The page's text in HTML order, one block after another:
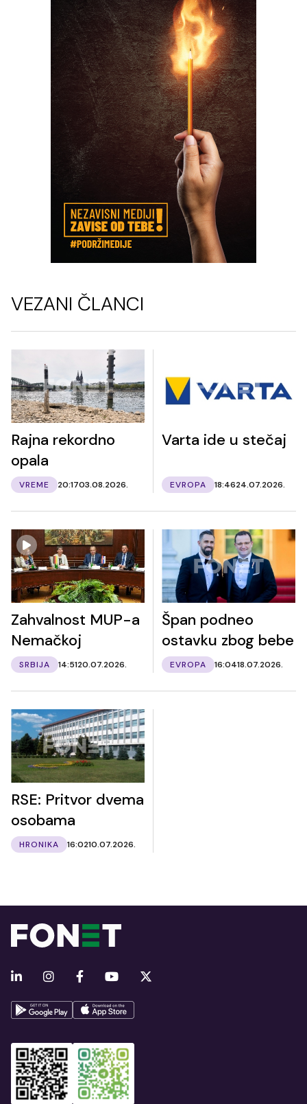
VEZANI ČLANCI
Rajna rekordno
opala
VREME 20:1703.08.2026.
Varta ide u stečaj
EVROPA 18:4624.07.2026.
Zahvalnost MUP-a
Nemačkoj
SRBIJA 14:5120.07.2026.
Špan podneo
ostavku zbog bebe
EVROPA 16:0418.07.2026.
RSE: Pritvor dvema
osobama
HRONIKA 16:0210.07.2026.